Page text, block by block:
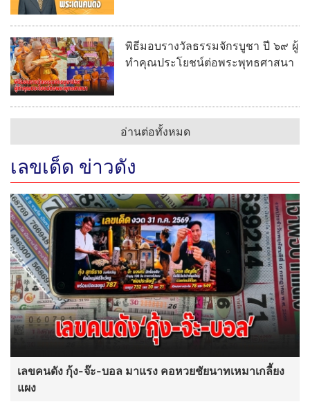
พิธีมอบรางวัลธรรมจักรบูชา ปี ๖๙ ผู้
ทำคุณประโยชน์ต่อพระพุทธศาสนา
อ่านต่อทั้งหมด
เลขเด็ด ข่าวดัง
เลขคนดัง กุ้ง-จ๊ะ-บอล มาแรง คอหวยชัยนาทเหมาเกลี้ยง
แผง